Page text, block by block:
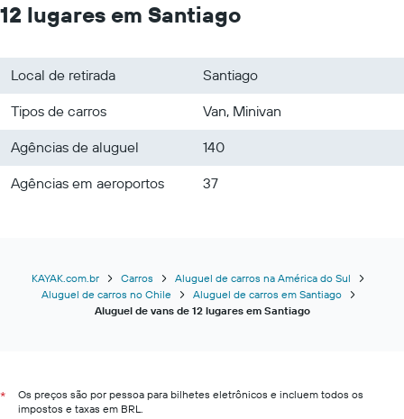
12 lugares em Santiago
Local de retirada
Santiago
Tipos de carros
Van, Minivan
Agências de aluguel
140
Agências em aeroportos
37
KAYAK.com.br Carros
Aluguel de carros na América do Sul
Aluguel de carros no Chile
Aluguel de carros em Santiago
Aluguel de vans de 12 lugares em Santiago
*
Os preços são por pessoa para bilhetes eletrônicos e incluem todos os
impostos e taxas em BRL.